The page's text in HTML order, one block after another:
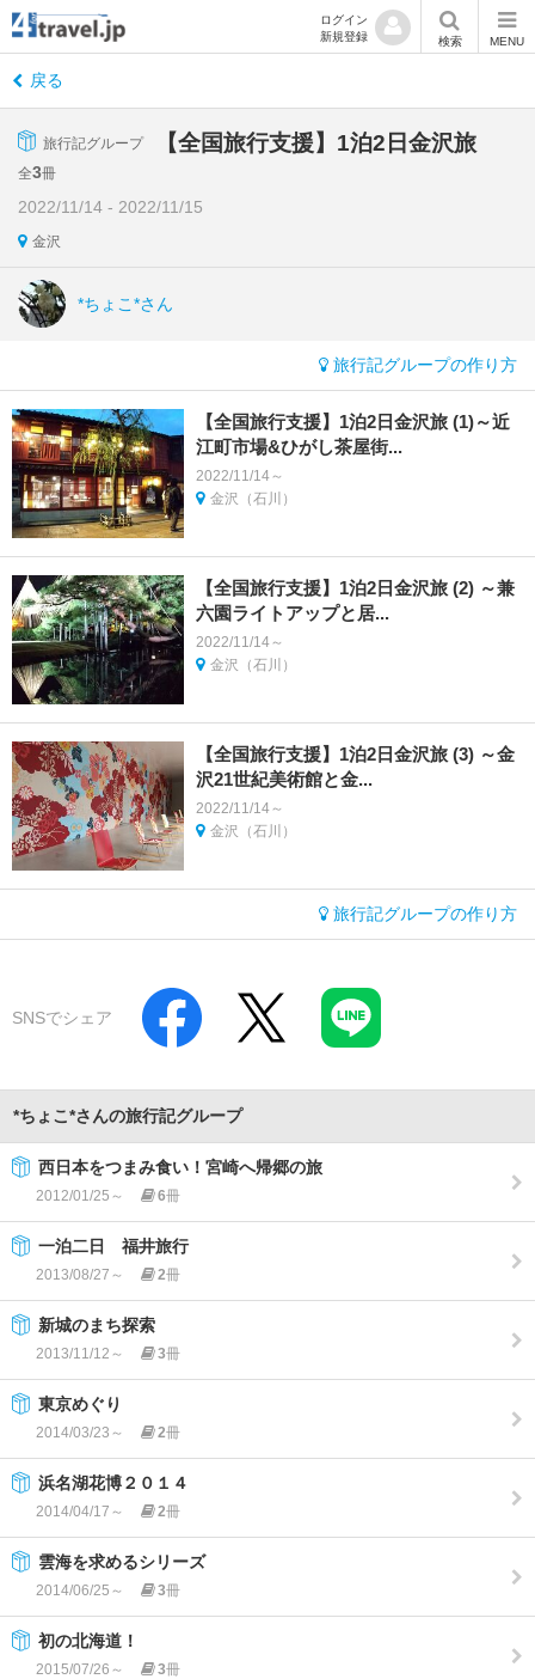
ログイン
新規登録
検索 MENU
戻る
旅行記グループ 【全国旅行支援】1泊2日金沢旅
全3冊
2022/11/14 - 2022/11/15
金沢
*ちょこ*さん
旅行記グループの作り方
【全国旅行支援】1泊2日金沢旅 (1)～近
江町市場&ひがし茶屋街...
2022/11/14～
金沢（石川）
【全国旅行支援】1泊2日金沢旅 (2) ～兼
六園ライトアップと居...
2022/11/14～
金沢（石川）
【全国旅行支援】1泊2日金沢旅 (3) ～金
沢21世紀美術館と金...
2022/11/14～
金沢（石川）
旅行記グループの作り方
SNSでシェア
*ちょこ*さんの旅行記グループ
西日本をつまみ食い！宮崎へ帰郷の旅
2012/01/25～ 6冊
一泊二日 福井旅行
2013/08/27～ 2冊
新城のまち探索
2013/11/12～ 3冊
東京めぐり
2014/03/23～ 2冊
浜名湖花博２０１４
2014/04/17～ 2冊
雲海を求めるシリーズ
2014/06/25～ 3冊
初の北海道！
2015/07/26～ 3冊